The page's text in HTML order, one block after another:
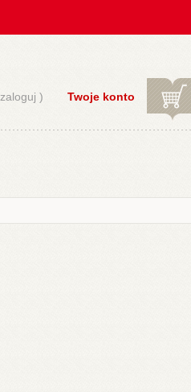
Twoje konto
zaloguj )